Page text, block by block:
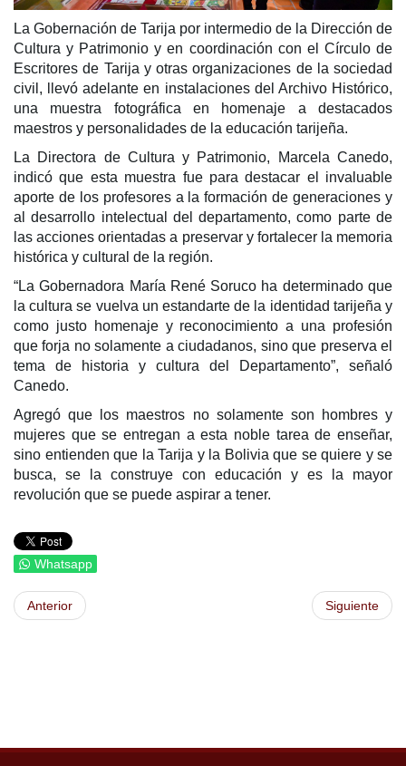
La Gobernación de Tarija por intermedio de la Dirección de
Cultura y Patrimonio y en coordinación con el Círculo de
Escritores de Tarija y otras organizaciones de la sociedad
civil, llevó adelante en instalaciones del Archivo Histórico,
una muestra fotográfica en homenaje a destacados
maestros y personalidades de la educación tarijeña.
La Directora de Cultura y Patrimonio, Marcela Canedo,
indicó que esta muestra fue para destacar el invaluable
aporte de los profesores a la formación de generaciones y
al desarrollo intelectual del departamento, como parte de
las acciones orientadas a preservar y fortalecer la memoria
histórica y cultural de la región.
“La Gobernadora María René Soruco ha determinado que
la cultura se vuelva un estandarte de la identidad tarijeña y
como justo homenaje y reconocimiento a una profesión
que forja no solamente a ciudadanos, sino que preserva el
tema de historia y cultura del Departamento”, señaló
Canedo.
Agregó que los maestros no solamente son hombres y
mujeres que se entregan a esta noble tarea de enseñar,
sino entienden que la Tarija y la Bolivia que se quiere y se
busca, se la construye con educación y es la mayor
revolución que se puede aspirar a tener.
Whatsapp
Anterior Siguiente